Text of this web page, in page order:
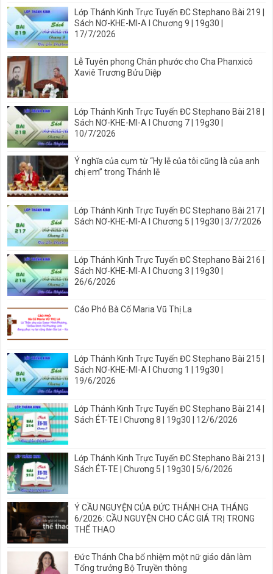
Lớp Thánh Kinh Trực Tuyến ĐC Stephano Bài 219 |
Sách NƠ-KHE-MI-A I Chương 9 | 19g30 |
17/7/2026
Lễ Tuyên phong Chân phước cho Cha Phanxicô
Xaviê Trương Bửu Diệp
Lớp Thánh Kinh Trực Tuyến ĐC Stephano Bài 218 |
Sách NƠ-KHE-MI-A I Chương 7 | 19g30 |
10/7/2026
Ý nghĩa của cụm từ “Hy lễ của tôi cũng là của anh
chị em” trong Thánh lễ
Lớp Thánh Kinh Trực Tuyến ĐC Stephano Bài 217 |
Sách NƠ-KHE-MI-A I Chương 5 | 19g30 | 3/7/2026
Lớp Thánh Kinh Trực Tuyến ĐC Stephano Bài 216 |
Sách NƠ-KHE-MI-A I Chương 3 | 19g30 |
26/6/2026
Cáo Phó Bà Cố Maria Vũ Thị La
Lớp Thánh Kinh Trực Tuyến ĐC Stephano Bài 215 |
Sách NƠ-KHE-MI-A I Chương 1 | 19g30 |
19/6/2026
Lớp Thánh Kinh Trực Tuyến ĐC Stephano Bài 214 |
Sách ÉT-TE I Chương 8 | 19g30 | 12/6/2026
Lớp Thánh Kinh Trực Tuyến ĐC Stephano Bài 213 |
Sách ÉT-TE | Chương 5 | 19g30 | 5/6/2026
Ý CẦU NGUYỆN CỦA ĐỨC THÁNH CHA THÁNG
6/2026: CẦU NGUYỆN CHO CÁC GIÁ TRỊ TRONG
THỂ THAO
Đức Thánh Cha bổ nhiệm một nữ giáo dân làm
Tổng trưởng Bộ Truyền thông